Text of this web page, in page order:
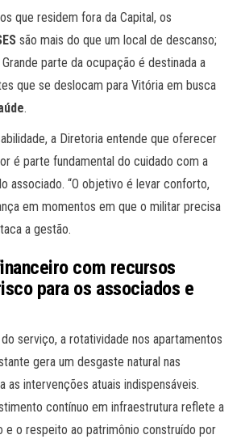
que residem fora da Capital, os
são mais do que um local de descanso;
parte da ocupação é destinada a
que se deslocam para Vitória em busca
.
a Diretoria entende que oferecer
é parte fundamental do cuidado com a
associado. “O objetivo é levar conforto,
em momentos em que o militar precisa
a gestão.
com recursos
para os associados e
serviço, a rotatividade nos apartamentos
gera um desgaste natural nas
as intervenções atuais indispensáveis.
contínuo em infraestrutura reflete a
e o respeito ao patrimônio construído por